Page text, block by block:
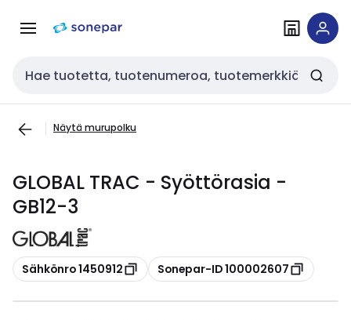
navigointiinsisältöön
Haku
Näytä murupolku
GLOBAL TRAC - Syöttörasia -
GB12-3
Kopioi
Sähkönro 1450912 Kopioi
Sonepar-ID 100002607